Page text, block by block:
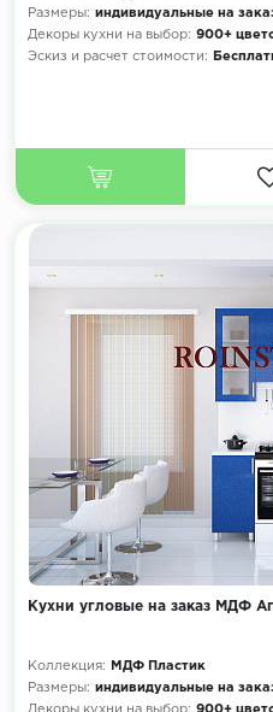
Размеры: индивидуальные на
Декоры кухни на выбор: 900+
Эскиз и расчет стоимости:
Кухни угловые на заказ МДФ
Коллекция:
МДФ Пластик
Размеры: индивидуальные на